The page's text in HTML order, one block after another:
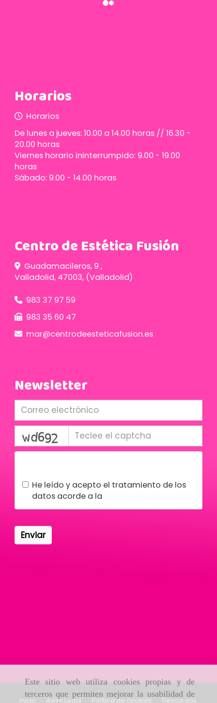
Este sitio web utiliza cookies propias y de
terceros que permiten mejorar la usabilidad de
Horarios
Horarios
De lunes a jueves: 10.00 a 14.00 horas // 16.30 -
20.00 horas
Viernes horario ininterrumpido: 9.00 - 19.00
horas
Sábado: 9.00 - 14.00 horas
Centro de Estética Fusión
Guadamacileros, 9 ,
Valladolid, 47003, (Valladolid)
983 37 97 59
983 35 60 47
mar
centrodeesteticafusion.es
Newsletter
captcha
He leído y acepto el tratamiento de los
datos acorde a la
Enviar
Inicio Aviso Legal Política de cookies Descargas